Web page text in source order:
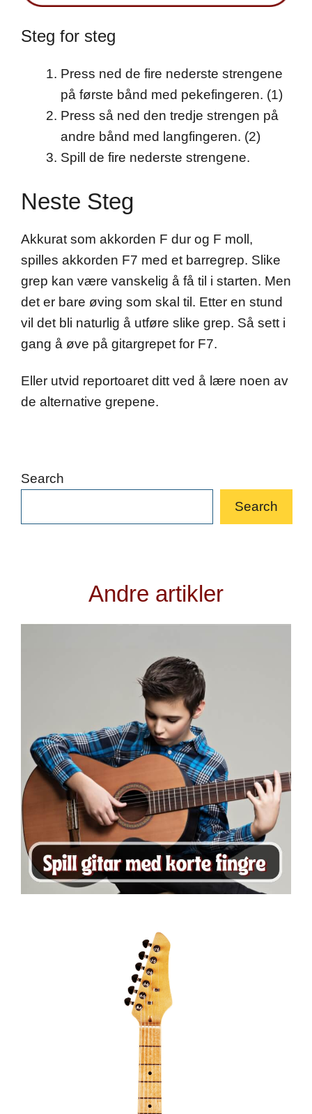
Steg for steg
Press ned de fire nederste strengene
på første bånd med pekefingeren. (1)
Press så ned den tredje strengen på
andre bånd med langfingeren. (2)
Spill de fire nederste strengene.
Neste Steg
Akkurat som akkorden F dur og F moll,
spilles akkorden F7 med et barregrep. Slike
grep kan være vanskelig å få til i starten. Men
det er bare øving som skal til. Etter en stund
vil det bli naturlig å utføre slike grep. Så sett i
gang å øve på gitargrepet for F7.
Eller utvid reportoaret ditt ved å lære noen av
de alternative grepene.
Search
Search
Andre artikler